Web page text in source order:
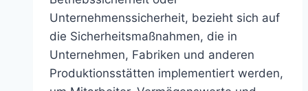
Unternehmenssicherheit, bezieht sich auf
die Sicherheitsmaßnahmen, die in
Unternehmen, Fabriken und anderen
Produktionsstätten implementiert werden,